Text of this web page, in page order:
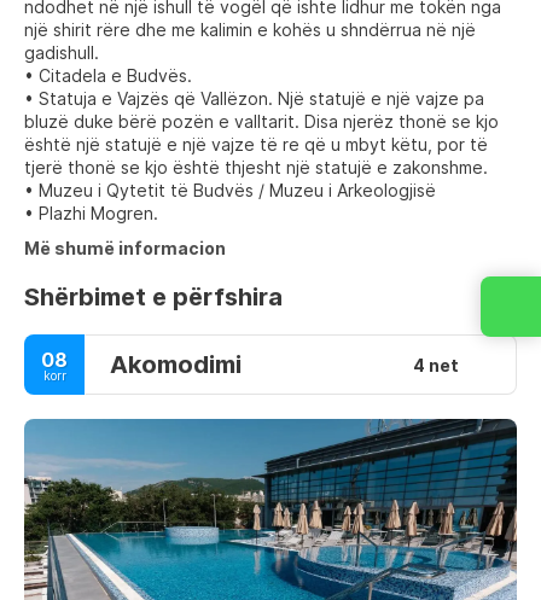
ndodhet në një ishull të vogël që ishte lidhur me tokën nga
një shirit rëre dhe me kalimin e kohës u shndërrua në një
gadishull.
• Citadela e Budvës.
• Statuja e Vajzës që Vallëzon. Një statujë e një vajze pa
bluzë duke bërë pozën e valltarit. Disa njerëz thonë se kjo
është një statujë e një vajze të re që u mbyt këtu, por të
tjerë thonë se kjo është thjesht një statujë e zakonshme.
• Muzeu i Qytetit të Budvës / Muzeu i Arkeologjisë
• Plazhi Mogren.
Më shumë informacion
Shërbimet e përfshira
08
korr Akomodimi 4 net